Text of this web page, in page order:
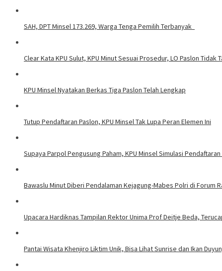
SAH, DPT Minsel 173.269, Warga Tenga Pemilih Terbanyak
Clear Kata KPU Sulut, KPU Minut Sesuai Prosedur, LO Paslon Tidak
KPU Minsel Nyatakan Berkas Tiga Paslon Telah Lengkap
Tutup Pendaftaran Paslon, KPU Minsel Tak Lupa Peran Elemen Ini
Supaya Parpol Pengusung Paham, KPU Minsel Simulasi
Bawaslu Minut Diberi Pendalaman Kejagung-Mabes Polri di Forum
Upacara Hardiknas Tampilan Rektor Unima Prof Deitje Beda,
Pantai Wisata Khenjiro Liktim Unik, Bisa Lihat Sunrise dan Ikan